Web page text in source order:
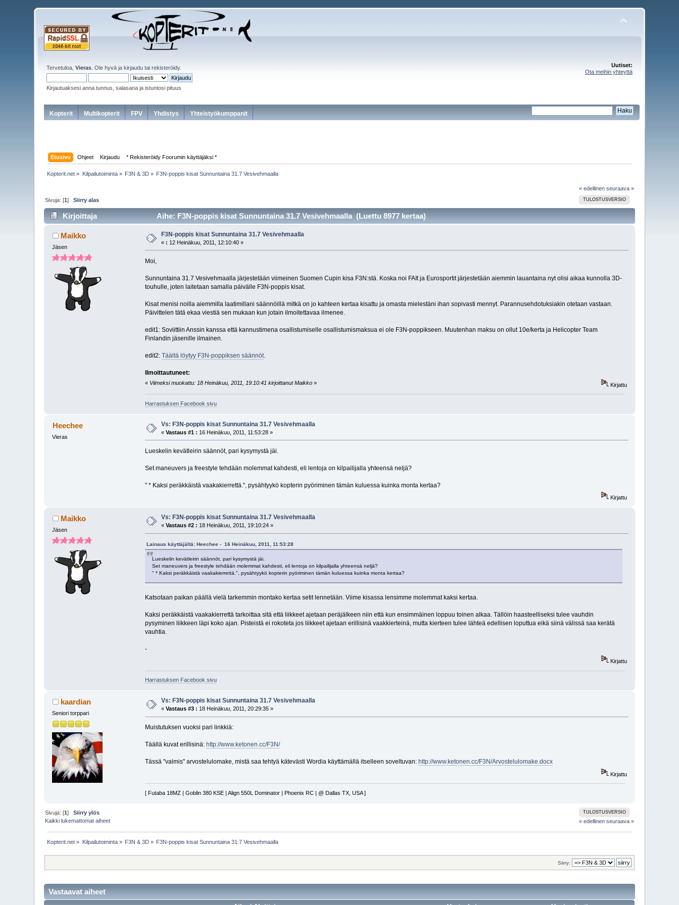
Tervetuloa,Vieras . Ole hyvä jakirjaudu tairekisteröidy.
Kirjautuaksesi anna tunnus, salasana ja istuntosi pituus
Uutiset:
Ota meihin yhteyttä
Kopterit Multikopterit FPV Yhdistys Yhteistyökumppanit
Etusivu Ohjeet Kirjaudu * Rekisteröidy Foorumin käyttäjäksi *
Kopterit.net » Kilpailutoiminta» F3N & 3D » F3N-poppis kisat Sunnuntaina 31.7 Vesivehmaalla
« edellinen seuraava »
TULOSTUSVERSIO
Sivuja: [1]Siirry alas
Kirjoittaja Aihe: F3N-poppis kisat Sunnuntaina 31.7 Vesivehmaalla (Luettu 8977 kertaa)
Maikko
Jäsen
F3N-poppis kisat Sunnuntaina 31.7 Vesivehmaalla
« : 12 Heinäkuu, 2011, 12:10:40 »
Moi,
Sunnuntaina 31.7 Vesivehmaalla järjestetään viimeinen Suomen Cupin kisa F3N:stä. Koska noi FAIt ja Eurosportit järjestetään aiemmin lauantaina nyt olisi aikaa kunnolla 3D-
touhulle, joten laitetaan samalla päivälle F3N-poppis kisat.
Kisat menisi noilla aiemmilla laatimillani säännöillä mitkä on jo kahteen kertaa kisattu ja omasta mielestäni ihan sopivasti mennyt. Parannusehdotuksiakin otetaan vastaan.
Päivittelen tätä ekaa viestiä sen mukaan kun jotain ilmoitettavaa ilmenee.
edit1: Soviittiin Anssin kanssa että kannustimena osallistumiselle osallistumismaksua ei ole F3N-poppikseen. Muutenhan maksu on ollut 10e/kerta ja Helicopter Team
Finlandin jäsenille ilmainen.
edit2: Täältä löytyy F3N-poppiksen säännöt.
Ilmoittautuneet:
« Viimeksi muokattu: 18 Heinäkuu, 2011, 19:10:41 kirjoittanut Maikko» Kirjattu
Harrastuksen Facebook sivu
Heechee
Vieras
Vs: F3N-poppis kisat Sunnuntaina 31.7 Vesivehmaalla
«Vastaus #1 : 16 Heinäkuu, 2011, 11:53:28 »
Lueskelin kevätleirin säännöt, pari kysymystä jäi.
Set maneuvers ja freestyle tehdään molemmat kahdesti, eli lentoja on kilpailijalla yhteensä neljä?
" * Kaksi peräkkäistä vaakakierrettä.", pysähtyykö kopterin pyöriminen tämän kuluessa kuinka monta kertaa?
Kirjattu
Maikko
Jäsen
Vs: F3N-poppis kisat Sunnuntaina 31.7 Vesivehmaalla
«Vastaus #2 : 18 Heinäkuu, 2011, 19:10:24 »
Lainaus käyttäjältä: Heechee - 16 Heinäkuu, 2011, 11:53:28
Lueskelin kevätleirin säännöt, pari kysymystä jäi.
Set maneuvers ja freestyle tehdään molemmat kahdesti, eli lentoja on kilpailijalla yhteensä neljä?
" * Kaksi peräkkäistä vaakakierrettä.", pysähtyykö kopterin pyöriminen tämän kuluessa kuinka monta kertaa?
Katsotaan paikan päällä vielä tarkemmin montako kertaa setit lennetään. Viime kisassa lensimme molemmat kaksi kertaa.
Kaksi peräkkäistä vaakakierrettä tarkoittaa sitä että liikkeet ajetaan peräjälkeen niin että kun ensimmäinen loppuu toinen alkaa. Tällöin haasteelliseksi tulee vauhdin
pysyminen liikkeen läpi koko ajan. Pisteistä ei rokoteta jos liikkeet ajetaan erillisinä vaakkierteinä, mutta kierteen tulee lähteä edellisen loputtua eikä siinä välissä saa kerätä
vauhtia.
-
Kirjattu
Harrastuksen Facebook sivu
kaardian
Seniori torppari
Vs: F3N-poppis kisat Sunnuntaina 31.7 Vesivehmaalla
«Vastaus #3 : 18 Heinäkuu, 2011, 20:29:35 »
Muistutuksen vuoksi pari linkkiä:
Täällä kuvat erillisinä: http://www.ketonen.cc/F3N/
Tässä "valmis" arvostelulomake, mistä saa tehtyä kätevästi Wordia käyttämällä itselleen soveltuvan: http://www.ketonen.cc/F3N/Arvostelulomake.docx
Kirjattu
[ Futaba 18MZ | Goblin 380 KSE | Align 550L Dominator | Phoenix RC | @ Dallas TX, USA ]
TULOSTUSVERSIO
Sivuja: [1]Siirry ylös
Kaikki lukemattomat aiheet
« edellinen seuraava »
Kopterit.net » Kilpailutoiminta» F3N & 3D » F3N-poppis kisat Sunnuntaina 31.7 Vesivehmaalla
Siirry:
Vastaavat aiheet